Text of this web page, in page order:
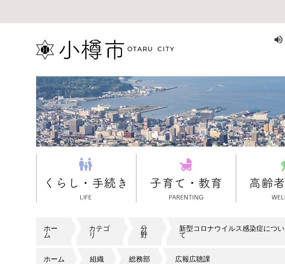
ホー
ム
カテゴ
リ
分
野
新型コロナウイルス感染症につい
て
ホーム 組織 総務部 広報広聴課